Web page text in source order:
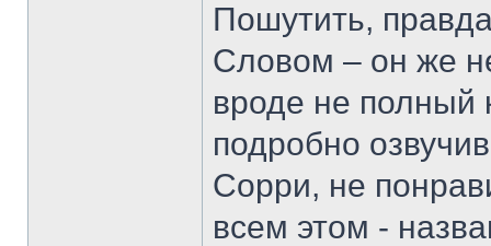
Пошутить,
Словом – он же
вроде не полный
подробно
Сорри, не
всем этом -